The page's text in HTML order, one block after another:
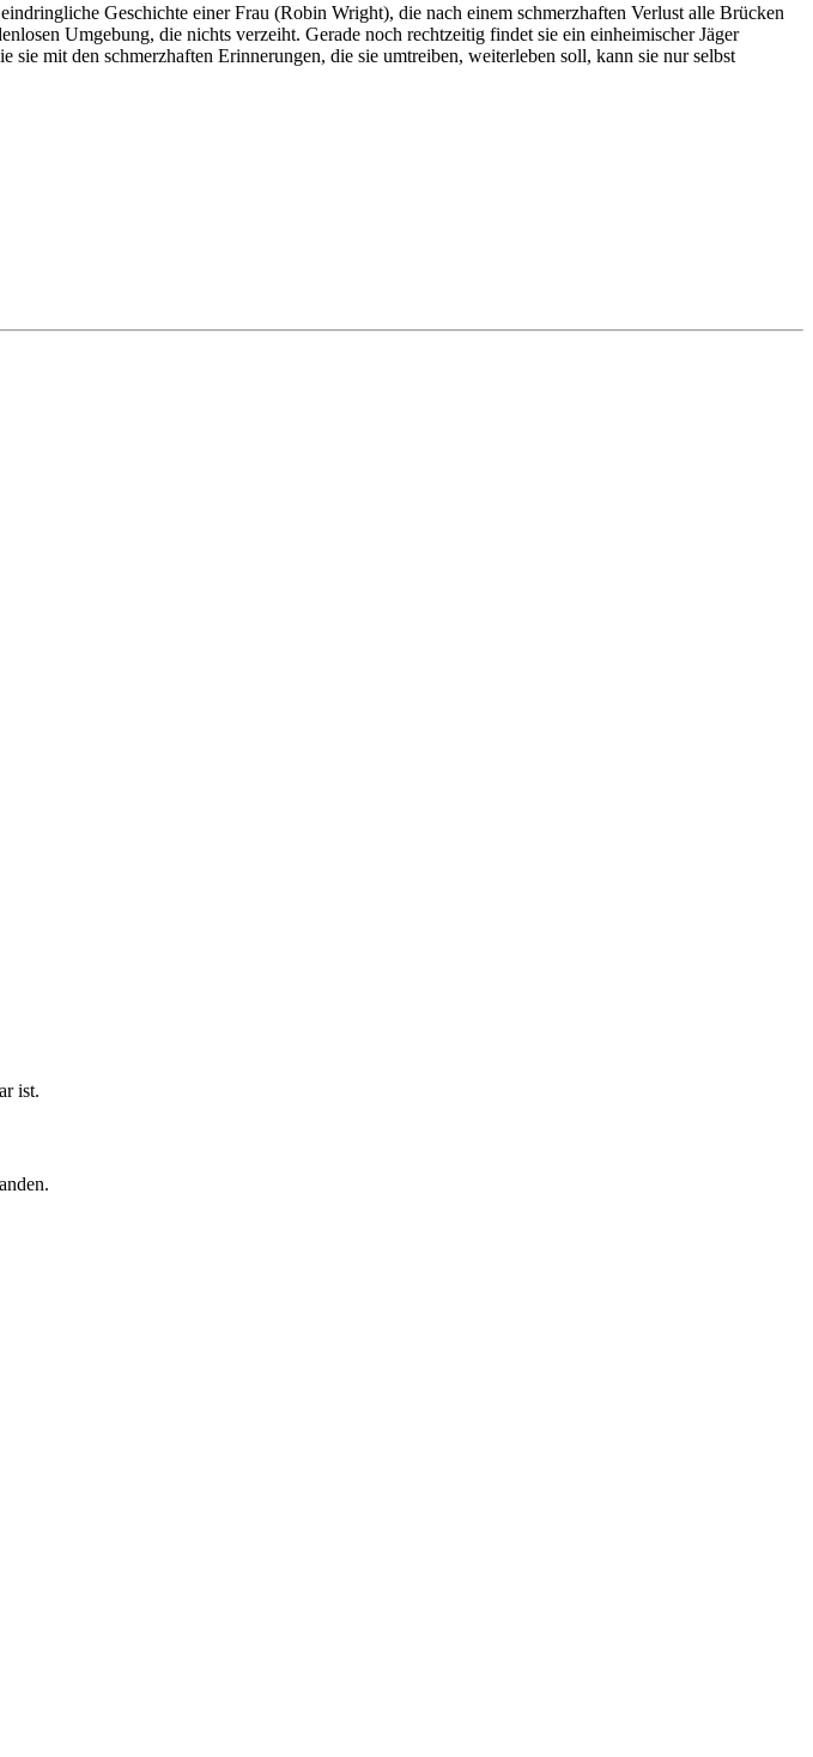
Geschichte einer Frau (Robin Wright), die nach einem schmerzhaften Verlust alle Brücken
Umgebung, die nichts verzeiht. Gerade noch rechtzeitig findet sie ein einheimischer Jäger
mit den schmerzhaften Erinnerungen, die sie umtreiben, weiterleben soll, kann sie nur selbst
ist.